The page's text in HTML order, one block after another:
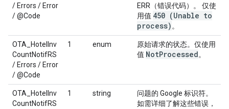
/ Errors / Error
/ @Code
ERR（错误代码）。 仅使
用值 450 (Unable to
process) 。
OTA_HotelInv
CountNotifRS
/ Errors / Error
/ @Code
1 enum
原始请求的状态。仅使用
值 NotProcessed。
OTA_HotelInv
CountNotifRS
1 string
问题的 Google 标识符。
如需详细了解这些错误，